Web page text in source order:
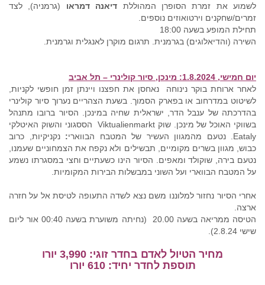
לשמוע את זמרת הסופרן המהוללת דיאנה דמראו (גרמניה), לצד
זמרים/שחקנים וירטואוזים נוספים.
תחילת המופע בשעה 18:00
השירה (והדיאלוגים) בגרמנית. תרגום מוקרן לאנגלית וגרמנית.
יום חמישי, 1.8.2024: מינכן, סיור קולינרי – תל אביב
לאחר ארוחת בוקר נינוחה נאחסן את חפצנו ויינתן זמן חופשי לקניות,
לשיטוט במדרחוב או בפארק הסמוך. בשעת הצהריים נערוך סיור קולינרי
בהדרכתה של ענבל הדר, ישראלית שחיה במינכן. הסיור ברובו מתנהל
בשווקי האוכל של מינכן. שוק Viktualienmarkt הססגוני והשוק האיטלקי
Eataly. נטעם מהמגוון העשיר של המטבח הבווארי
: נקניקיות, כרוב
כבוש, מגוון בשרים מקומיים, תבשילים ולא נקפח את הצמחוניים שעמנו,
נטעם בירה, שוקולד ומאפים. הסיור הינו כשעתיים וחצי במסגרתו נשמע
על המטבח הבווארי ועל השוני במבשלות הבירות המקומיות.
אחרי הסיור נחזור למלוננו משם נצא לשדה התעופה לטיסת אל על חזרה
ארצה.
הטיסה ממריאה בשעה 20.00 (נחיתה משוערת בשעה 00:40 אור ליום
שישי 2.8.24).
מחיר הטיול לאדם בחדר זוגי: 3,990 יורו
תוספת לחדר יחיד: 610 יורו